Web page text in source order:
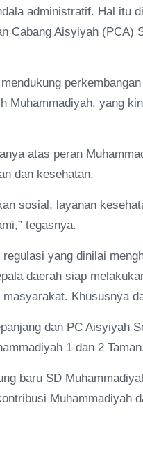
administratif. Hal itu
Cabang Aisyiyah (PCA)
Muhammadiyah, yang
atas peran
dan kesehatan.
sosial, layanan
tegasnya.
yang dinilai
daerah siap
Khususnya
dan PC Aisyiyah
1 dan 2
baru SD
Muhammadiyah